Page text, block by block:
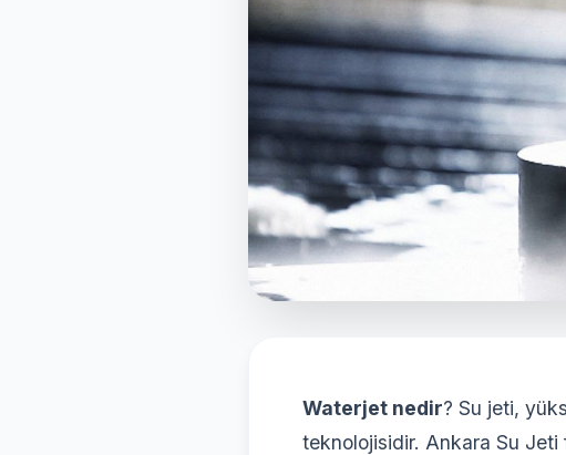
Waterjet nedir? Su jeti,
teknolojisidir. Ankara Su Jeti